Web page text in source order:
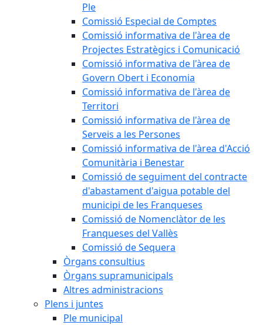
Ple
Comissió Especial de Comptes
Comissió informativa de l'àrea de
Projectes Estratègics i Comunicació
Comissió informativa de l'àrea de
Govern Obert i Economia
Comissió informativa de l'àrea de
Territori
Comissió informativa de l'àrea de
Serveis a les Persones
Comissió informativa de l'àrea d'Acció
Comunitària i Benestar
Comissió de seguiment del contracte
d'abastament d'aigua potable del
municipi de les Franqueses
Comissió de Nomenclàtor de les
Franqueses del Vallès
Comissió de Sequera
Òrgans consultius
Òrgans supramunicipals
Altres administracions
Plens i juntes
Ple municipal